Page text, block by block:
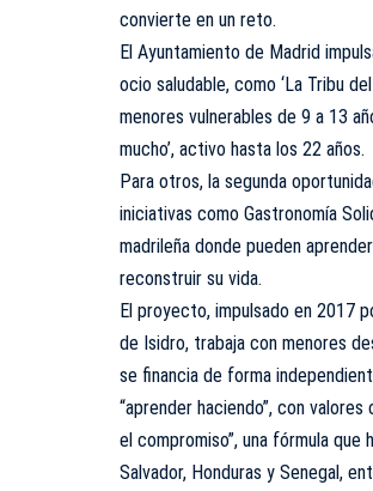
convierte en un reto.
El Ayuntamiento de Madrid
ocio saludable, como ‘La Tribu
menores vulnerables de 9 a 13
mucho’, activo hasta los 22 años.
Para otros, la segunda
iniciativas como Gastronomía
madrileña donde pueden
reconstruir su vida.
El proyecto, impulsado en 2017
de Isidro, trabaja con menores
se financia de forma
“aprender haciendo”, con
el compromiso”, una fórmula que
Salvador, Honduras y Senegal,